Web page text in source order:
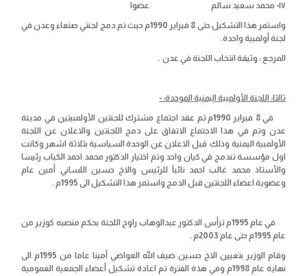
١٧- محمد سعيد سالم عضوا
واستمر هذا التشكيل حتى 8 فبراير 1990م حيث تم دمج لجنتي صنعاء وعدن في
لجنة أولمبية واحدة.
المرجع : وثيقة انتخاب اللجنة في عدن .
ثالثا: اللجنة الأولمبية اليمنية الموحدة: -
في 8 فبراير 1990م تم عقد اجتماع مشترك للجنتين الأولمبيتين في مدينة
عدن وتم في هذا الاجتماع الاتفاق على دمج اللجنتين والاعلان عن اللجنة
الأولمبية اليمنية وذلك قبل الاعلان عن الوحدة السياسية بثلاثة اشهر وكانت
اول مؤسسة تندمج في كيان واحد وتم اختيار الدكتور محمد احمد الكباب رئيسا
والأستاذ محمد غالب احمد نائباً للرئيس والاخ حسين اللساني أمين عام
وعضوية اعضاء اللجنتين قبل الدمج واستمر هذا التشكيل الى 1995م .
في عام 1995م ترأس الدكتور عبدالوهاب راوح اللجنة بحكم منصبه كوزير من
عام 1995م حتى عام 2003م .
وقام الوزير بتعيين الاخ حسين ضيف الله العواضي أمينا عاما من 1995م الى
نهاية عام 1998م وفي هذة الفترة تم اعادة تشكيل أعضاء الجمعية العمومية